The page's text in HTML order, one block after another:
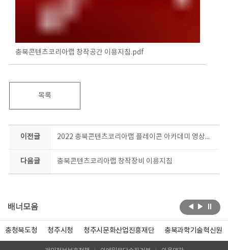
충북콘텐츠코리아랩 창작공간 이용지침.pdf
목록
이전글 2022 충북콘텐츠코리아랩 플레이콘 아카데미 영상공모전 숏폼 트랙영상 추가 모집
다음글 충북콘텐츠코리아랩 창작장비 이용지침
배너모음
충청북도청 청주시청 청주시문화산업진흥재단 충북과학기술혁신원